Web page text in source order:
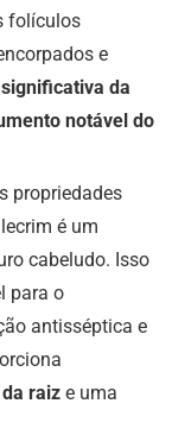
folículos
e
da
notável do
propriedades
é um
cabeludo. Isso
para o
antisséptica e
raiz e uma